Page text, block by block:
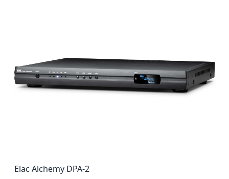
Elac Alchemy DPA-2